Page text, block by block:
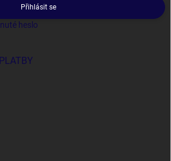
Přihlásit se
heslo